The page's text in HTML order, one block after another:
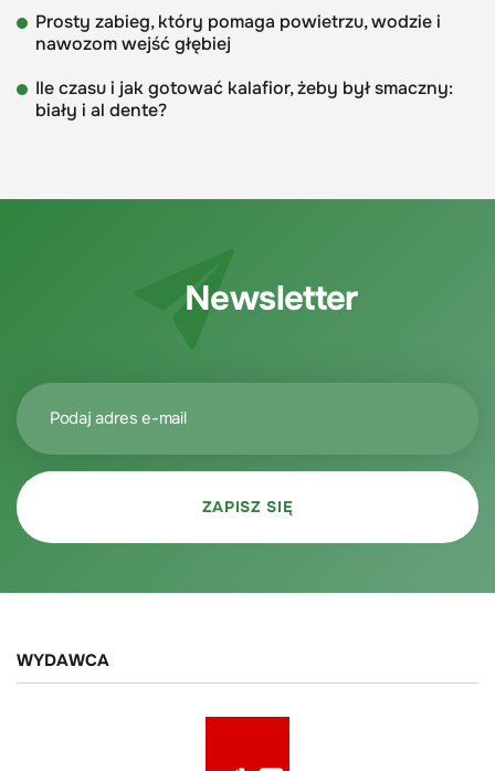
Prosty zabieg, który pomaga powietrzu, wodzie i
nawozom wejść głębiej
Ile czasu i jak gotować kalafior, żeby był smaczny:
biały i al dente?
Newsletter
WYDAWCA